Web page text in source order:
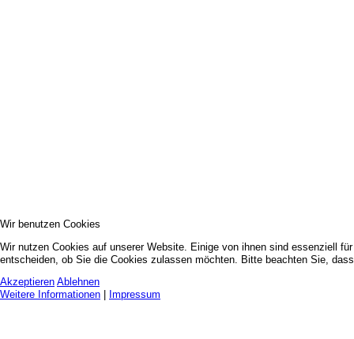
Wir benutzen Cookies
Wir nutzen Cookies auf unserer Website. Einige von ihnen sind essenziell
entscheiden, ob Sie die Cookies zulassen möchten. Bitte beachten Sie,
Akzeptieren Ablehnen
Weitere Informationen
Impressum